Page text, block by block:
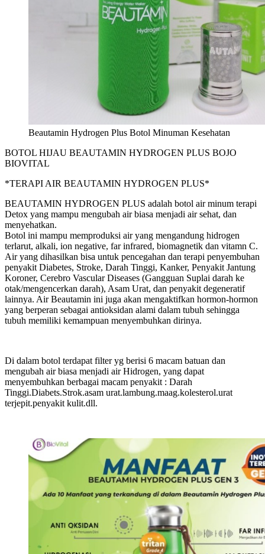
Beautamin Hydrogen Plus Botol Minuman Kesehatan
BOTOL HIJAU BEAUTAMIN HYDROGEN PLUS BOJO
BIOVITAL
*TERAPI AIR BEAUTAMIN HYDROGEN PLUS*
BEAUTAMIN HYDROGEN PLUS adalah botol air minum terapi
Detox yang mampu mengubah air biasa menjadi air sehat, dan
menyehatkan.
Botol ini mampu memproduksi air yang mengandung hidrogen
terlarut, alkali, ion negative, far infrared, biomagnetik dan vitamn C.
Air yang dihasilkan bisa untuk pencegahan dan terapi penyembuhan
penyakit Diabetes, Stroke, Darah Tinggi, Kanker, Penyakit Jantung
Koroner, Cerebro Vascular Diseases (Gangguan Suplai darah ke
otak/mengencerkan darah), Asam Urat, dan penyakit degeneratif
lainnya. Air Beautamin ini juga akan mengaktifkan hormon-hormon
yang berperan sebagai antioksidan alami dalam tubuh sehingga
tubuh memiliki kemampuan menyembuhkan dirinya.
Di dalam botol terdapat filter yg berisi 6 macam batuan dan
mengubah air biasa menjadi air Hidrogen, yang dapat
menyembuhkan berbagai macam penyakit : Darah
Tinggi.Diabets.Strok.asam urat.lambung.maag.kolesterol.urat
terjepit.penyakit kulit.dll.